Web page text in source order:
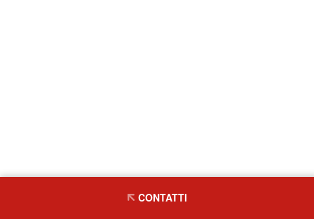
CONTATTI